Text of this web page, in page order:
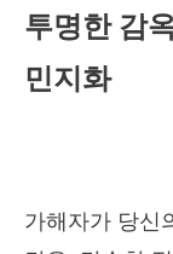
투명한 감
민지화
가해자가 당신